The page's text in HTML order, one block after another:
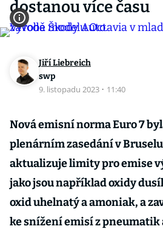
dostanou více času
Jiří Liebreich
swp
9. listopadu 2023 · 11:40
Nová emisní norma Euro 7
plenárním zasedání v
aktualizuje limity pro emise
jako jsou například oxidy
oxid uhelnatý a amoniak, a
ke snížení emisí z pneumatik